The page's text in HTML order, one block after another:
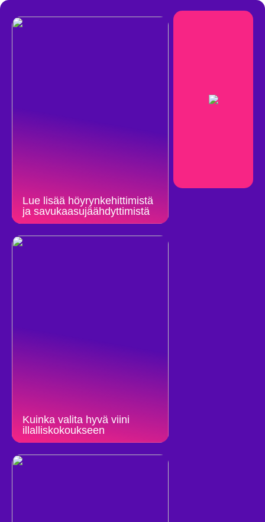
Lue lisää höyrynkehittimistä
ja savukaasujäähdyttimistä
Kuinka valita hyvä viini
illalliskokoukseen